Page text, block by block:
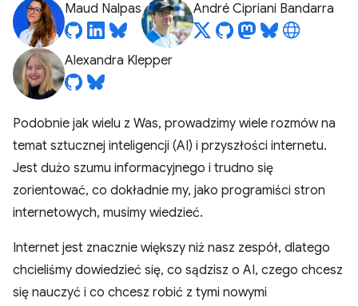
Maud Nalpas André Cipriani Bandarra
Alexandra Klepper
Podobnie jak wielu z Was, prowadzimy wiele rozmów na
temat sztucznej inteligencji (AI) i przyszłości internetu.
Jest dużo szumu informacyjnego i trudno się
zorientować, co dokładnie my, jako programiści stron
internetowych, musimy wiedzieć.
Internet jest znacznie większy niż nasz zespół, dlatego
chcieliśmy dowiedzieć się, co sądzisz o AI, czego chcesz
się nauczyć i co chcesz robić z tymi nowymi